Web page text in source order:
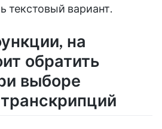
текстовый вариант.
на
обратить
выборе